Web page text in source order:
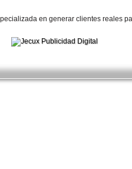
en generar clientes reales